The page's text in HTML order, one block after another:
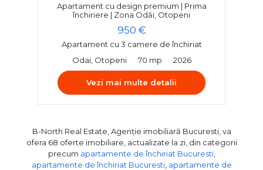
Apartament cu design premium | Prima
închiriere | Zona Odăi, Otopeni
950 €
Apartament cu 3 camere de închiriat
Odai, Otopeni
70 mp 2026
Vezi mai multe detalii
B-North Real Estate, Agenție imobiliară Bucuresti, va
ofera 68 oferte imobiliare, actualizate la zi, din categorii
precum apartamente de închiriat Bucuresti,
apartamente de închiriat Bucuresti, apartamente de